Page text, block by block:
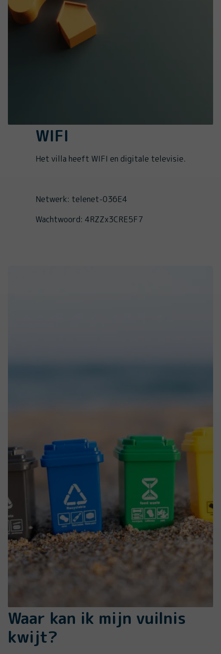
WIFI
Het villa heeft WIFI en digitale televisie.
Netwerk: telenet-036E4
Wachtwoord: 4RZZx3CRE5F7
Waar kan ik mijn vuilnis
kwijt?